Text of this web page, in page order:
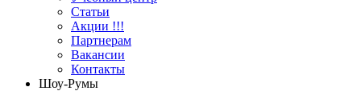
Статьи
Акции !!!
Партнерам
Вакансии
Контакты
Шоу-Румы